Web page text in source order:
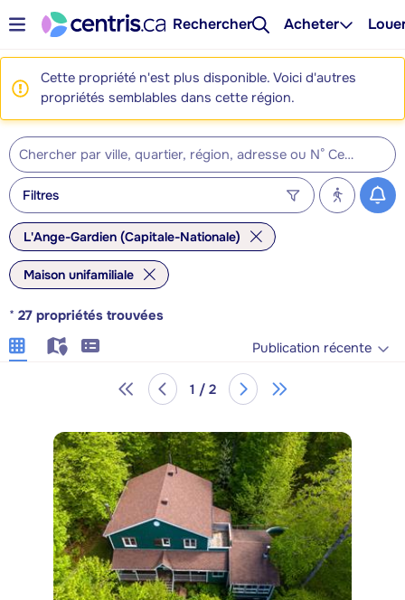
Rechercher Acheter
Cette propriété n'est plus disponible. Voici d'autres
propriétés semblables dans cette région.
Filtres
L'Ange-Gardien (Capitale-Nationale)
Maison unifamiliale
* 27 propriétés trouvées
Publication récente
1 / 2